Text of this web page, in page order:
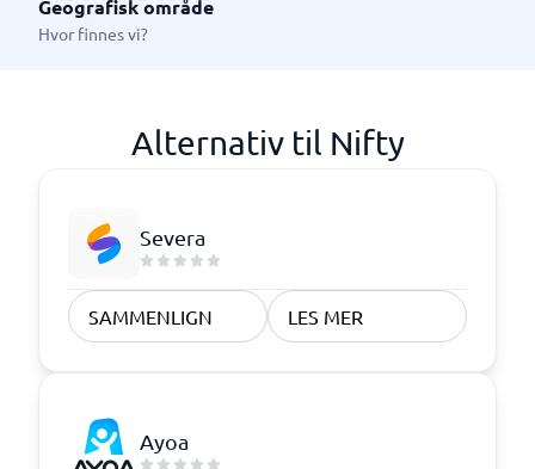
Geografisk område
Hvor finnes vi?
Alternativ til Nifty
Severa
SAMMENLIGN LES MER
Ayoa